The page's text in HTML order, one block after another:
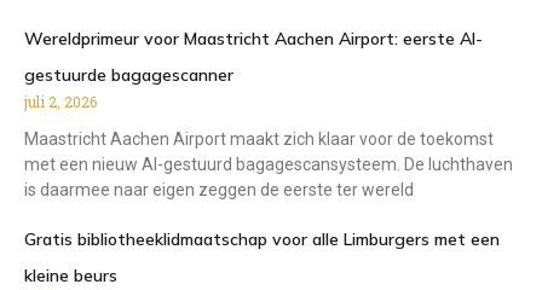
Wereldprimeur voor Maastricht Aachen Airport: eerste AI-
gestuurde bagagescanner
juli 2, 2026
Maastricht Aachen Airport maakt zich klaar voor de toekomst
met een nieuw AI-gestuurd bagagescansysteem. De luchthaven
is daarmee naar eigen zeggen de eerste ter wereld
Gratis bibliotheeklidmaatschap voor alle Limburgers met een
kleine beurs